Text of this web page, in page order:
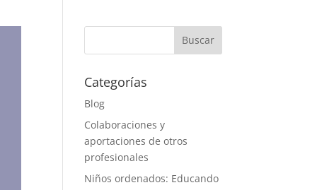
Categorías
Blog
Colaboraciones y
aportaciones de otros
profesionales
Niños ordenados: Educando